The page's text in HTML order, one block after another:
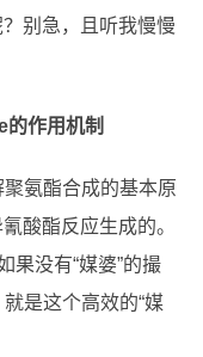
别急，且听我慢慢
作用机制
氨酯合成的基本原
酸酯反应生成的。
果没有“媒婆”的撮
是这个高效的“媒